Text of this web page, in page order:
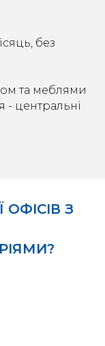
без
та меблями
- центральні
З